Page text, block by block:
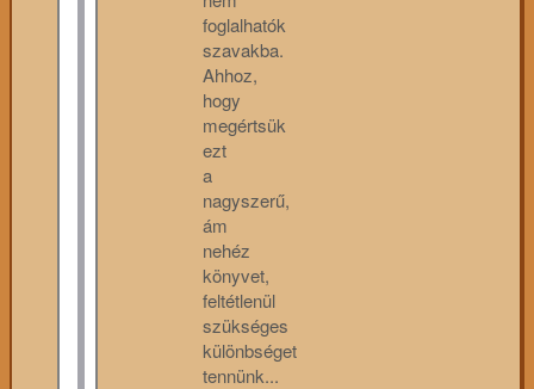
foglalhatók
szavakba.
Ahhoz,
hogy
megértsük
ezt
a
nagyszerű,
ám
nehéz
könyvet,
feltétlenül
szükséges
különbséget
tennünk...